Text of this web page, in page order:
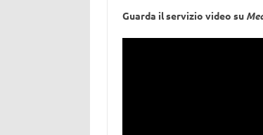
Guarda il servizio video su